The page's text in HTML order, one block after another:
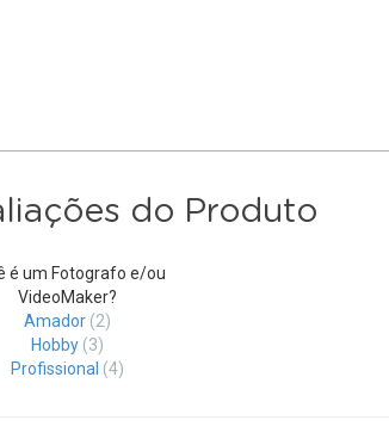
do Produto
é um Fotografo e/ou
VideoMaker?
Amador (2)
Hobby (3)
Profissional (4)